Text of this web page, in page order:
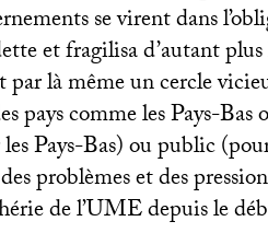
se virent dans
et fragilisa d’autant
par là même un cercle
pays comme les Pays-
Pays-Bas) ou public
problèmes et des
de l’UMEdepuis le